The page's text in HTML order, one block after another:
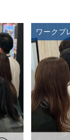
ワークプ